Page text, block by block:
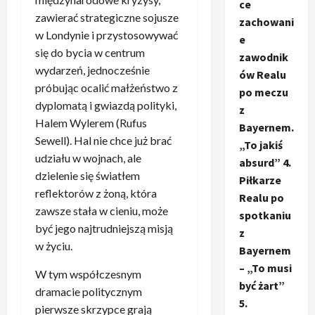
zawierać strategiczne sojusze
w Londynie i przystosowywać
się do bycia w centrum
wydarzeń, jednocześnie
próbując ocalić małżeństwo z
dyplomatą i gwiazdą polityki,
Halem Wylerem (Rufus
Sewell). Hal nie chce już brać
udziału w wojnach, ale
dzielenie się światłem
reflektorów z żoną, która
zawsze stała w cieniu, może
być jego najtrudniejszą misją
w życiu.
W tym współczesnym
dramacie politycznym
pierwsze skrzypce grają
ce
zachowani
e
zawodnik
ów Realu
po meczu
z
Bayernem.
„To jakiś
absurd” 4.
Piłkarze
Realu po
spotkaniu
z
Bayernem
– „To musi
być żart”
5.